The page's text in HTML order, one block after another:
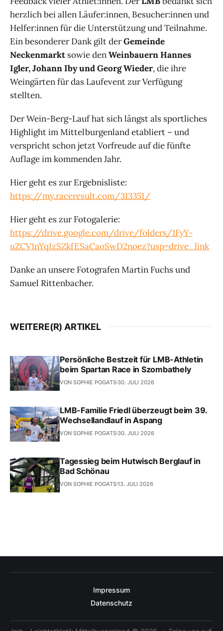
herzlich bei allen Läufer:innen, Besucher:innen und
Helfer:innen für die Unterstützung und Teilnahme.
Ein besonderer Dank gilt derGemeinde
Neckenmarkt sowie denWeinbauern Hannes
Igler, Johann Iby und Georg Wieder, die ihre
Weingärten für das Laufevent zur Verfügung
stellten.
Der Wein-Berg-Lauf hat sich längst als sportliches
Highlight im Mittelburgenland etabliert – und
verspricht schon jetzt Vorfreude auf die fünfte
Auflage im kommenden Jahr.
Hier geht es zur Ergebnisliste:
https://my.raceresult.com/313351/
Hier geht es zur Fotogalerie:
https://drive.google.com/drive/folders/1FyY-
uZCV1nYqIzSZkfESaCaoSwD2noez?usp=drive_link
Danke an unsere Fotografen Martin Fuchs und
Samuel Rittenbacher.
WEITERE(R) ARTIKEL
Persönliche Bestzeit für LMB-Athletin
beim Spartan Race in Szombathely
VON SOPHIE POGATS 30. JULI 2026
LMB-Familie Friedl überzeugt beim 39.
Wechsellandlauf in Aspang
VON SOPHIE POGATS 30. JULI 2026
Tagessieg beim Hutwisch Berglauf in
Bad Schönau
VON SOPHIE POGATS13. JULI 2026
Impressum
Datenschutz